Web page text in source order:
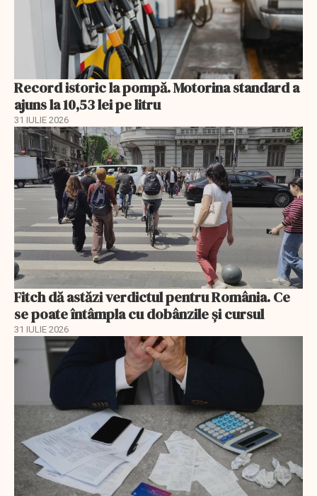
Record istoric la pompă. Motorina standard a
ajuns la 10,53 lei pe litru
31 IULIE 2026
Fitch dă astăzi verdictul pentru România. Ce
se poate întâmpla cu dobânzile și cursul
31 IULIE 2026